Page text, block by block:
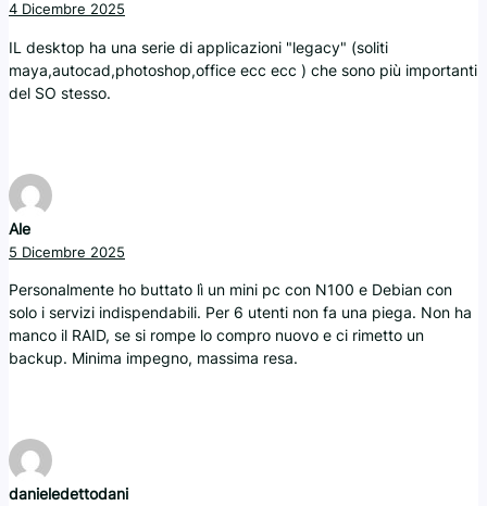
4 Dicembre 2025
IL desktop ha una serie di applicazioni "legacy" (soliti
maya,autocad,photoshop,office ecc ecc ) che sono più importanti
del SO stesso.
Ale
5 Dicembre 2025
Personalmente ho buttato lì un mini pc con N100 e Debian con
solo i servizi indispendabili. Per 6 utenti non fa una piega. Non ha
manco il RAID, se si rompe lo compro nuovo e ci rimetto un
backup. Minima impegno, massima resa.
danieledettodani